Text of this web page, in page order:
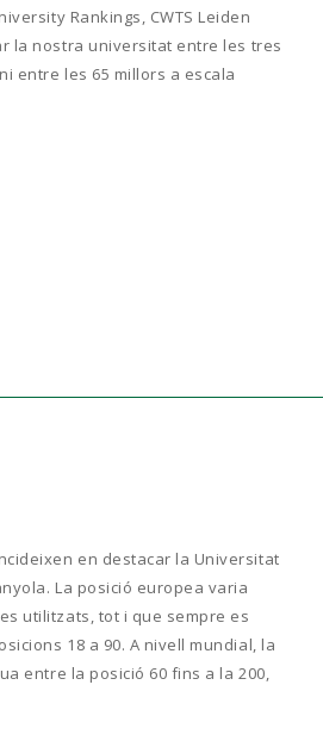
Rankings, CWTS Leiden
la nostra universitat entre les tres
entre les 65 millors a escala
en destacar la Universitat
La posició europea varia
utilitzats, tot i que sempre es
18 a 90. A nivell mundial, la
entre la posició 60 fins a la 200,